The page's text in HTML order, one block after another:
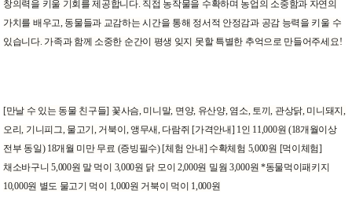
창의력을 키울 기회를 제공합니다. 직접 농작물을 수확하며 농업의 소중함과 자연의
가치를 배우고, 동물들과 교감하는 시간을 통해 정서적 안정감과 공감 능력을 키울 수
있습니다. 가족과 함께 소중한 순간이 평생 잊지 못할 특별한 추억으로 만들어주세요!
[만날 수 있는 동물 친구들] 꽃사슴, 미니말, 면양, 유산양, 염소, 토끼, 관상닭, 미니돼지,
오리, 기니피그, 물고기, 거북이, 앵무새, 다람쥐 [가격안내] 1인 11,000원 (18개월이상
전부 동일) 18개월 미만 무료 (증빙필수) [체험 안내] 수확체험 5,000원 [먹이체험]
채소바구니 5,000원 말 먹이 3,000원 닭 모이 2,000원 밀웜 3,000원 *동물먹이패키지
10,000원 별도 물고기 먹이 1,000원 거북이 먹이 1,000원